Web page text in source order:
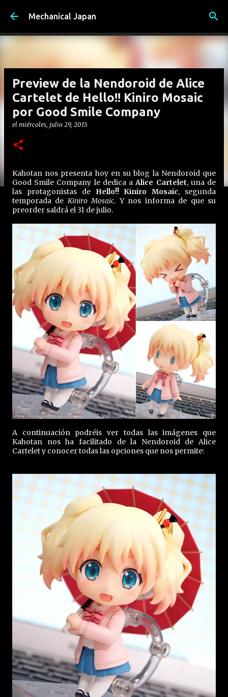
Ir al contenido principal
Mechanical Japan
Preview de la Nendoroid de Alice
Cartelet de Hello!! Kiniro Mosaic
por Good Smile Company
el miércoles, julio 29, 2015
Kahotan nos presenta hoy en su blog la Nendoroid que
Good Smile Company le dedica aAlice Cartelet, una de
las protagonistas de Hello!! Kiniro Mosaic, segunda
temporada de Kiniro Mosaic. Y nos informa de que su
preorder saldrá el 31 de julio.
A continuación podréis ver todas las imágenes que
Kahotan nos ha facilitado de la Nendoroid de Alice
Cartelet y conocer todas las opciones que nos permite: